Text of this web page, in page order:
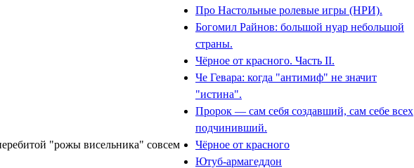
"рожы висельника" совсем
Про Настольные ролевые игры (НРИ).
Богомил Райнов: большой нуар небольшой
страны.
Чёрное от красного. Часть II.
Че Гевара: когда "антимиф" не значит
"истина".
Пророк — сам себя создавший, сам себе всех
подчинивший.
Чёрное от красного
Ютуб-армагеддон